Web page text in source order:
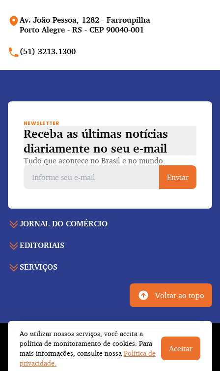
Ao utilizar nossos serviços, você aceita a
política de monitoramento de cookies. Para
mais informações, consulte nossa Política de
privacidade.
Aceitar
Av. João Pessoa, 1282 - Farroupilha
Porto Alegre - RS - CEP 90040-001
(51) 3213.1300
Voltar ao topo
JORNAL DO COMÉRCIO
Capa
Publicidade legal
Fale conosco
Trabalhe conosco
EDITORIAIS
Economia
Esportes
Cultura
Opinião
SERVIÇOS
Galeria de vídeos
Tempo
Newsletter
NEWSLETTER
Receba as últimas notícias
diariamente no seu e-mail
Tudo que acontece no Brasil e no mundo.
Enviar
© Copyright 2026 Empresa Jornalística J.C. Jarros
Ltda.Todos os direitos reservados